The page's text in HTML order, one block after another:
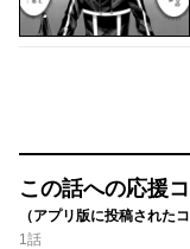
この話への応援
（アプリ版に投稿された
1話